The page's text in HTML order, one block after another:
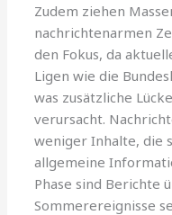
Zudem ziehen
nachrichtenarmen
den Fokus, da
Ligen wie die
was zusätzliche
verursacht.
weniger Inhalte, die
allgemeine
Phase sind Berichte
Sommerereignisse